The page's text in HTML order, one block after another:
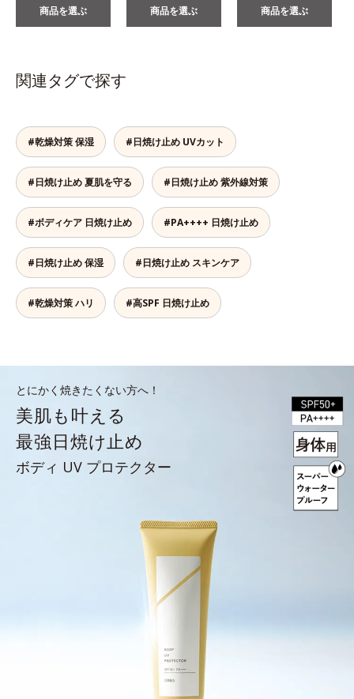
商品を選ぶ 商品を選ぶ 商品を選ぶ
関連タグで探す
#乾燥対策 保湿 #日焼け止め UVカット
#日焼け止め 夏肌を守る #日焼け止め 紫外線対策
#ボディケア 日焼け止め #PA++++ 日焼け止め
#日焼け止め 保湿 #日焼け止め スキンケア
#乾燥対策 ハリ #高SPF 日焼け止め
とにかく焼きたくない方へ！
美肌も叶える
最強日焼け止め
ボディ UV プロテクター